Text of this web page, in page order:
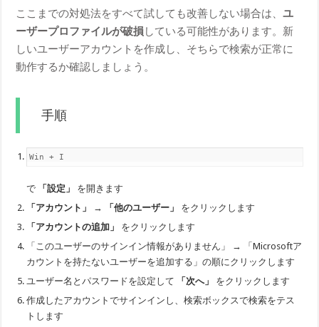
ここまでの対処法をすべて試しても改善しない場合は、ユ
ーザープロファイルが破損 している可能性があります。新
しいユーザーアカウントを作成し、そちらで検索が正常に
動作するか確認しましょう。
手順
Win + I
で 「設定」
を開きます
「アカウント」
→ 「他のユーザー」
をクリックします
「アカウントの追加」
をクリックします
「このユーザーのサインイン情報がありません」 → 「Microsoftア
カウントを持たないユーザーを追加する」の順にクリックします
ユーザー名とパスワードを設定して
「次へ」
をクリックします
作成したアカウントでサインインし、検索ボックスで検索をテス
トします